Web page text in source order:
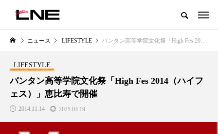
グローバルビューティ＆ヘルスケアビジネス誌
LIFESTYLE BUSINESS
ニュース LIFESTYLE バンタン高等学院文化祭「High Fes 2014（ハイフェス）」恵比寿で開催
LIFESTYLE
バンタン高等学院文化祭「High Fes 2014（ハイフ
ェス）」恵比寿で開催
2014.11.14 2025.04.19